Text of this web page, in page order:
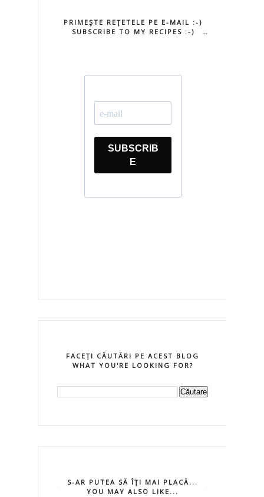
PRIMEŞTE REŢETELE PE E-MAIL :-)
SUBSCRIBE TO MY RECIPES :-)
FACEȚI CĂUTĂRI PE ACEST BLOG
WHAT YOU'RE LOOKING FOR?
S-AR PUTEA SĂ ÎŢI MAI PLACĂ...
YOU MAY ALSO LIKE...